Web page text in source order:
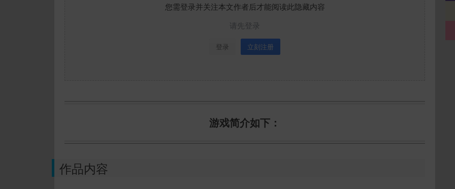
您需登录并关注本文作者后才能阅读此隐藏内容
请先登录
登录 立刻注册
游戏简介如下：
作品内容